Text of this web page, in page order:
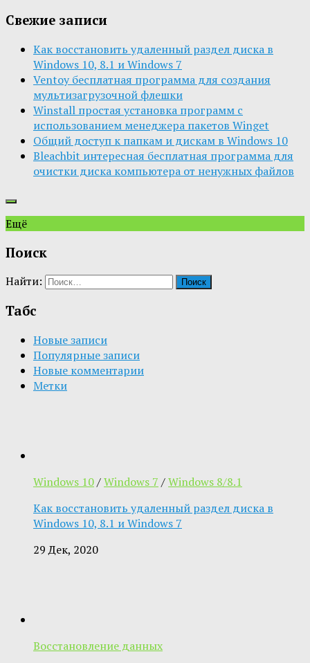
Свежие записи
Как восстановить удаленный раздел диска в
Windows 10, 8.1 и Windows 7
Ventoy бесплатная программа для создания
мультизагрузочной флешки
Winstall простая установка программ с
использованием менеджера пакетов Winget
Общий доступ к папкам и дискам в Windows 10
Bleachbit интересная бесплатная программа для
очистки диска компьютера от ненужных файлов
Ещё
Поиск
Найти:
Табс
Новые записи
Популярные записи
Новые комментарии
Метки
Windows 10/Windows 7 /Windows 8/8.1
Как восстановить удаленный раздел диска в
Windows 10, 8.1 и Windows 7
29 Дек, 2020
Восстановление данных